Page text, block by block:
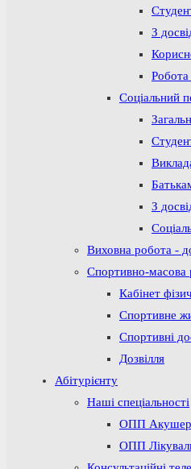
З
Робота
Соціальний
З
Виховна робота -
Спортивно-масова
Кабінет
Спортивне
Спортивні
Дозвілля
Абітурієнту
Наші спеціальності
ОПП
ОПП